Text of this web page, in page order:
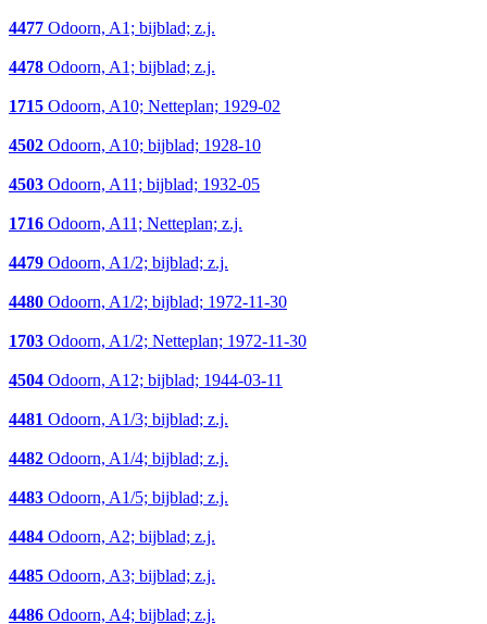
4477 Odoorn, A1; bijblad; z.j.
4478 Odoorn, A1; bijblad; z.j.
1715 Odoorn, A10; Netteplan; 1929-02
4502 Odoorn, A10; bijblad; 1928-10
4503 Odoorn, A11; bijblad; 1932-05
1716 Odoorn, A11; Netteplan; z.j.
4479 Odoorn, A1/2; bijblad; z.j.
4480 Odoorn, A1/2; bijblad; 1972-11-30
1703 Odoorn, A1/2; Netteplan; 1972-11-30
4504 Odoorn, A12; bijblad; 1944-03-11
4481 Odoorn, A1/3; bijblad; z.j.
4482 Odoorn, A1/4; bijblad; z.j.
4483 Odoorn, A1/5; bijblad; z.j.
4484 Odoorn, A2; bijblad; z.j.
4485 Odoorn, A3; bijblad; z.j.
4486 Odoorn, A4; bijblad; z.j.